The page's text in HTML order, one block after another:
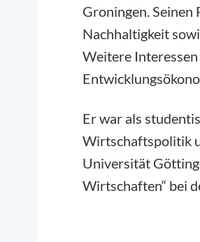
Groningen. Seinen
Nachhaltigkeit
Weitere Interessen
Er war als
Wirtschaftspolitik
Universität
Wirtschaften“ bei